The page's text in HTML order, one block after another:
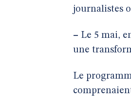
journalistes
– Le 5 mai,
une
Le